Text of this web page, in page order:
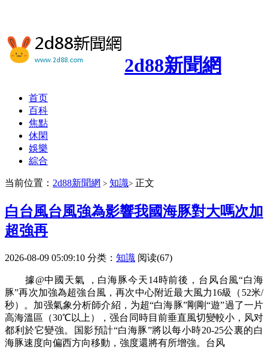
2d88新聞網
首页
百科
焦點
休閑
娛樂
綜合
当前位置： 2d88新聞網 > 知識> 正文
白台風台風強為影響我國海豚對大嗎次加
超強再
2026-08-09 05:09:10 分类： 知識 阅读(67)
據@中國天氣 ，白海豚今天14時前後，台风台風“白海
豚”再次加強為超強台風，再次中心附近最大風力16級（52米/
秒）。加强氣象分析師介紹，为超“白海豚”剛剛“遊”過了一片
高海溫區（30℃以上），强台同時目前垂直風切變較小，风对
都利於它變強。国影預計“白海豚”將以每小時20-25公裏的白
海豚速度向偏西方向移動，強度還將有所增強。台风